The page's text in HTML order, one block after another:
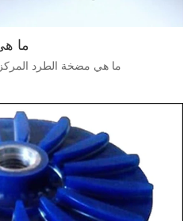
ما
ما هي مضخة الطرد